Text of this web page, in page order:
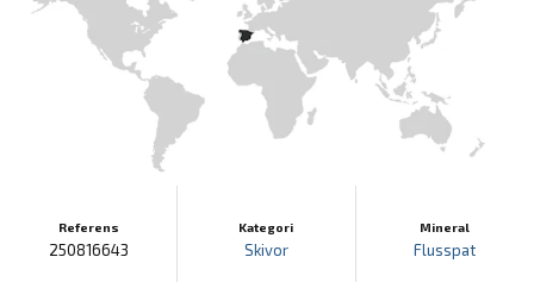
Referens
250816643
Kategori
Skivor
Mineral
Flusspat